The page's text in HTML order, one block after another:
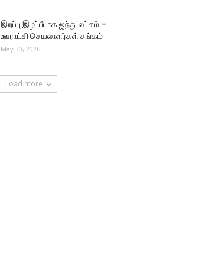
இறப்பு இழப்பீடாக ஐந்து லட்சம் –
ஊராட்சி செயலாளர்கள் சங்கம்
May 30, 2026
Load more